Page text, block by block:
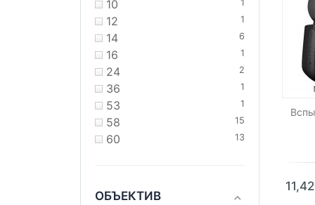
10 1
12 1
14 6
16 1
24 2
36 1
53 1
58 15
60 13
ОБЪЕКТИВ